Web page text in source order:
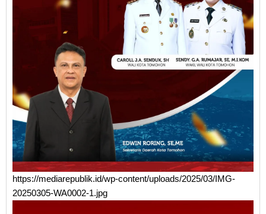
https://mediarepublik.id/wp-content/uploads/2025/03/IMG-
20250305-WA0002-1.jpg